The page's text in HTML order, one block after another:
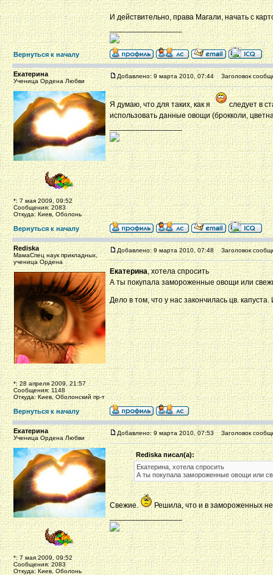
И действительно, права Магали, начать с
_________________
Вернуться к началу
Екатерина
Ученица Ордена Любви
*: 7 мая 2009, 09:52
Сообщения: 2083
Откуда: Киев, Оболонь
Добавлено: 9 марта 2010, 07:44 Заголовок
Я думаю, что для таких, как я
следует в
использовать данные овощи (брокколи,
_________________
Вернуться к началу
Rediska
МамаСпец наук прикладных,
ученица Ордена
*: 28 апреля 2009, 21:57
Сообщения: 1148
Откуда: Киев, Оболонский пр-т
Добавлено: 9 марта 2010, 07:48 Заголовок
Екатерина, хотела спросить
А ты покупала замороженные овощи или
Дело в том, что у нас закончилась цв.
Вернуться к началу
Екатерина
Ученица Ордена Любви
*: 7 мая 2009, 09:52
Сообщения: 2083
Откуда: Киев, Оболонь
Добавлено: 9 марта 2010, 07:53 Заголовок
Rediska писал(а):
Екатерина, хотела спросить
А ты покупала замороженные овощи или
Свежие.
Решила, что и в замороженных
_________________